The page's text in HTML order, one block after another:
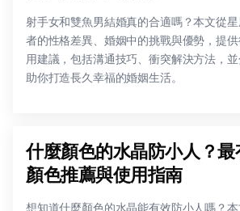
射手女和雙魚男結婚真的合適嗎？本文從
者的性格差異、婚姻中的挑戰與優勢，提
用建議，包括溝通技巧、衝突解決方法，
助你打造長久幸福的婚姻生活。
什麼顏色的水晶防小人？
顏色推薦與使用指南
想知道什麼顏色的水晶能有效防小人嗎？